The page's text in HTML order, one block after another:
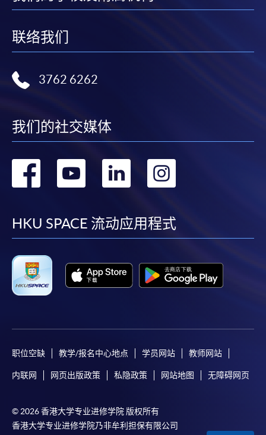
联络我们
3762 6262
我们的社交媒体
转
facebook
转
youtube
转
linkedin
转
HKU SPACE 流动应用程式
职位空缺 教学/报名中心地点 学员网站 教师网站
内联网 网页出版政策 私隐政策 网站地图 无障碍网页
© 2026 香港大学专业进修学院 版权所有
香港大学专业进修学院乃非牟利担保有限公司